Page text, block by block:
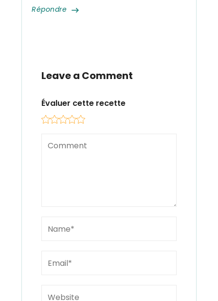
Répondre
Leave a Comment
Évaluer cette recette